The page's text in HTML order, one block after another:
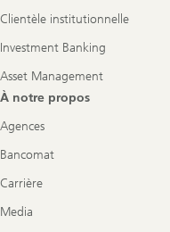
Clientèle institutionnelle
Investment Banking
Asset Management
À notre propos
Agences
Bancomat
Carrière
Media